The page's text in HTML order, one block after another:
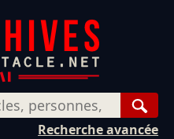
Recherche avancée